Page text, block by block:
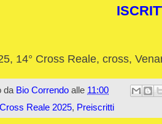
14° Cross Reale, cross,
da Bio Correndo alle 11:00
Cross Reale 2025, Preiscritti